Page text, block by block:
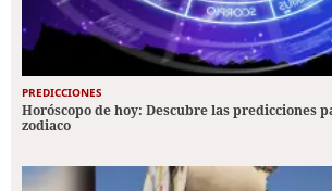
PREDICCIONES
Horóscopo de hoy: Descubre las predicciones
zodiaco